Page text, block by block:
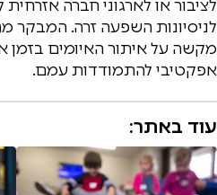
לציבור או לארגוני חברה
לניסיונות השפעה זרה. המבקר
מקשה על איתור האיומים בזמן
אפקטיבי להתמודדות עמם.
עוד באתר: